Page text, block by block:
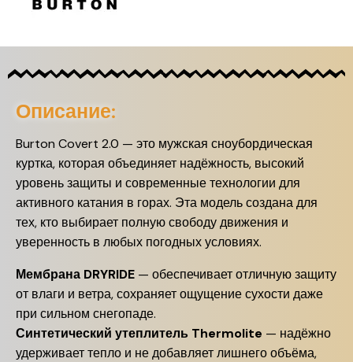
Описание:
Burton Covert 2.0 — это мужская сноубордическая
куртка, которая объединяет надёжность, высокий
уровень защиты и современные технологии для
активного катания в горах. Эта модель создана для
тех, кто выбирает полную свободу движения и
уверенность в любых погодных условиях.
Мембрана DRYRIDE — обеспечивает отличную защиту
от влаги и ветра, сохраняет ощущение сухости даже
при сильном снегопаде.
Синтетический утеплитель Thermolite — надёжно
удерживает тепло и не добавляет лишнего объёма,